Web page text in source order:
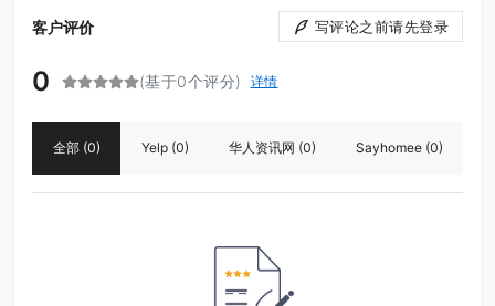
客户评价 写评论之前请先登录
0 (基于0个评分) 详情
全部 (0) Yelp (0) 华人资讯网 (0) Sayhomee (0)